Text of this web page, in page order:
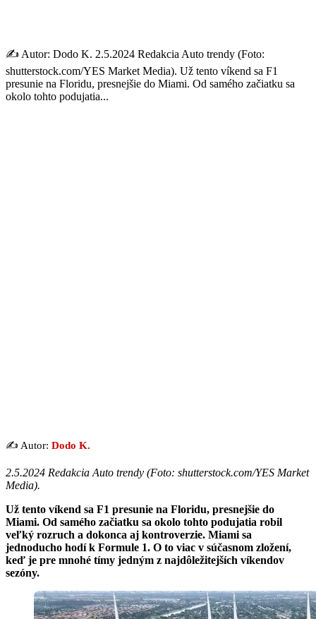
✍️ Autor: Dodo K. 2.5.2024 Redakcia Auto trendy (Foto:
shutterstock.com/YES Market Media). Už tento víkend sa F1
presunie na Floridu, presnejšie do Miami. Od samého začiatku sa
okolo tohto podujatia...
✍️ Autor: Dodo K.
2.5.2024 Redakcia Auto trendy (Foto: shutterstock.com/YES Market
Media).
Už tento víkend sa F1 presunie na Floridu, presnejšie do
Miami. Od samého začiatku sa okolo tohto podujatia robil
veľký rozruch a dokonca aj kontroverzie. Miami sa
jednoducho hodí k Formule 1. O to viac v súčasnom zložení,
keď je pre mnohé tímy jedným z najdôležitejších víkendov
sezóny.